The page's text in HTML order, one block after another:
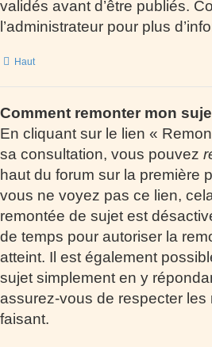
validés avant d’être publiés.
l’administrateur pour plus
Haut
Comment remonter mon
En cliquant sur le lien «
sa consultation, vous pouvez
haut du forum sur la première
vous ne voyez pas ce lien,
remontée de sujet est
de temps pour autoriser la
atteint. Il est également
sujet simplement en y
assurez-vous de respecter les
faisant.